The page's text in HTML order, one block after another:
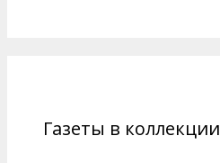
Газеты в коллекции